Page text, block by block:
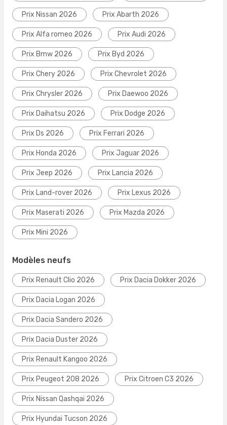
Prix Nissan 2026 Prix Abarth 2026
Prix Alfa romeo 2026 Prix Audi 2026
Prix Bmw 2026 Prix Byd 2026
Prix Chery 2026 Prix Chevrolet 2026
Prix Chrysler 2026 Prix Daewoo 2026
Prix Daihatsu 2026 Prix Dodge 2026
Prix Ds 2026 Prix Ferrari 2026
Prix Honda 2026 Prix Jaguar 2026
Prix Jeep 2026 Prix Lancia 2026
Prix Land-rover 2026 Prix Lexus 2026
Prix Maserati 2026 Prix Mazda 2026
Prix Mini 2026
Modèles neufs
Prix Renault Clio 2026 Prix Dacia Dokker 2026
Prix Dacia Logan 2026
Prix Dacia Sandero 2026
Prix Dacia Duster 2026
Prix Renault Kangoo 2026
Prix Peugeot 208 2026 Prix Citroen C3 2026
Prix Nissan Qashqai 2026
Prix Hyundai Tucson 2026